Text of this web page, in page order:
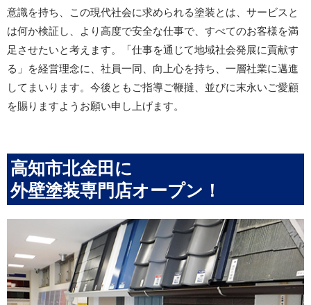
意識を持ち、この現代社会に求められる塗装とは、サービスと
は何か検証し、より高度で安全な仕事で、すべてのお客様を満
足させたいと考えます。「仕事を通じて地域社会発展に貢献す
る」を経営理念に、社員一同、向上心を持ち、一層社業に邁進
してまいります。今後ともご指導ご鞭撻、並びに末永いご愛顧
を賜りますようお願い申し上げます。
高知市北金田に
外壁塗装専門店オープン！